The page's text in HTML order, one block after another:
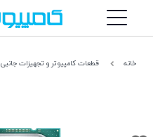
خانه قطعات کامپیوتر و تجهیزات جانبی